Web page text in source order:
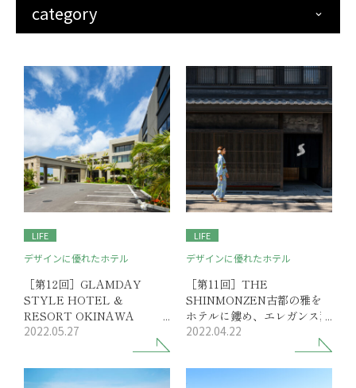
category keyboard_arrow_down
LIFE
デザインに優れたホテル
［第12回］GLAMDAY
STYLE HOTEL &
RESORT OKINAWA
YOMITAN
沖縄では希少な隠れ家リゾー
2022.05.27
LIFE
デザインに優れたホテル
［第11回］THE
SHINMONZEN古都の雅を
ホテルに鏤め、エレガンス薫
るホテルが開業
2022.04.22